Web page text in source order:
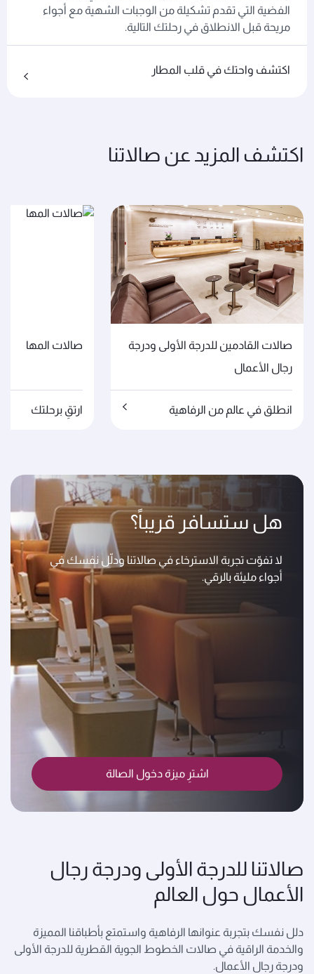
الفضية التي تقدم تشكيلة من الوجبات الشهية مع أجواء
مريحة قبل الانطلاق في رحلتك التالية.
اكتشف واحتك في قلب المطار
اكتشف المزيد عن صالاتنا
صالات القادمين للدرجة الأولى ودرجة
رجال الأعمال
انطلق في عالم من الرفاهية
صالات المها
ارتقِ برحلتك
هل ستسافر قريباً؟
لا تفوّت تجربة الاسترخاء في صالاتنا ودلّل نفسك في
أجواء مليئة بالرقي.
اشترِ ميزة دخول الصالة
صالاتنا للدرجة الأولى ودرجة رجال
الأعمال حول العالم
دلل نفسك بتجربة عنوانها الرفاهية واستمتع بأطباقنا المميزة
والخدمة الراقية في صالات الخطوط الجوية القطرية للدرجة الأولى
ودرجة رجال الأعمال.